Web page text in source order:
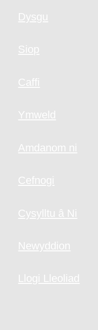
Dysgu
Siop
Caffi
Ymweld
Amdanom ni
Cefnogi
Cysylltu â Ni
Newyddion
Llogi Lleoliad